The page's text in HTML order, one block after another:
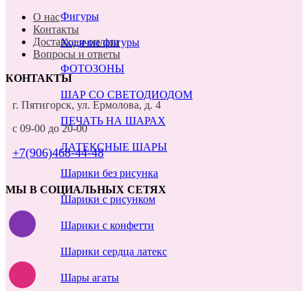
Фигуры
Ходячие фигуры
ФОТОЗОНЫ
ШАР СО СВЕТОДИОДОМ
ПЕЧАТЬ НА ШАРАХ
ЛАТЕКСНЫЕ ШАРЫ
Шарики без рисунка
Шарики с рисунком
Шарики с конфетти
Шарики сердца латекс
Шары агаты
О нас
Контакты
Доставка и оплата
Вопросы и ответы
КОНТАКТЫ
г. Пятигорск, ул. Ермолова, д. 4
с 09-00 до 20-00
+7(906)468-44-48
МЫ В СОЦИАЛЬНЫХ СЕТЯХ